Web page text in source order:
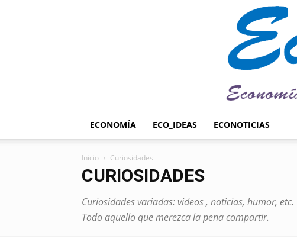
ECONOMÍA ECO_IDEAS ECONOTICIAS
Inicio Curiosidades
CURIOSIDADES
Curiosidades variadas: videos , noticias, humor, etc.
Todo aquello que merezca la pena compartir.